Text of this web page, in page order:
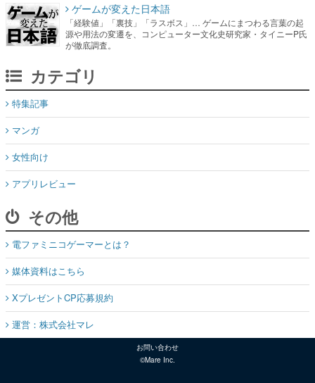
ゲームが変えた日本語
「経験値」「裏技」「ラスボス」… ゲームにまつわる言葉の起
源や用法の変遷を、コンピューター文化史研究家・タイニーP氏
が徹底調査。
カテゴリ
特集記事
マンガ
女性向け
アプリレビュー
その他
電ファミニコゲーマーとは？
媒体資料はこちら
XプレゼントCP応募規約
運営：株式会社マレ
お問い合わせ
©Mare Inc.